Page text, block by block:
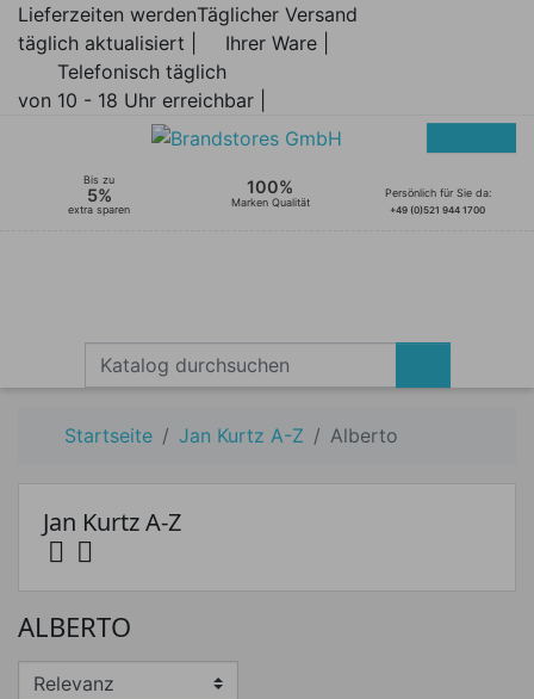
Lieferzeiten werden
täglich aktualisiert |
Täglicher Versand
Ihrer Ware |
Telefonisch täglich
von 10 - 18 Uhr erreichbar |
Bis zu
5%
extra sparen
100%
Marken Qualität
Persönlich für Sie da:
+49 (0)521 944 1700
Startseite Jan Kurtz A-Z Alberto
Jan Kurtz A-Z
 
ALBERTO